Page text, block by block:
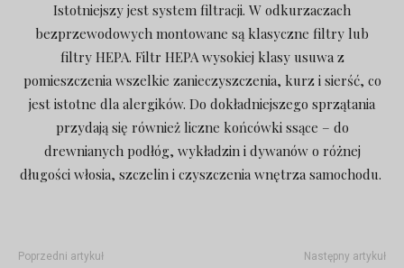
Istotniejszy jest system filtracji. W odkurzaczach
bezprzewodowych montowane są klasyczne filtry lub
filtry HEPA. Filtr HEPA wysokiej klasy usuwa z
pomieszczenia wszelkie zanieczyszczenia, kurz i sierść, co
jest istotne dla alergików. Do dokładniejszego sprzątania
przydają się również liczne końcówki ssące – do
drewnianych podłóg, wykładzin i dywanów o różnej
długości włosia, szczelin i czyszczenia wnętrza samochodu.
Poprzedni artykuł Następny artykuł